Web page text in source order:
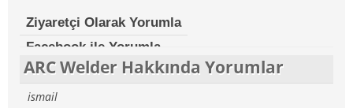
Ziyaretçi Olarak Yorumla
Facebook ile Yorumla
ARC Welder Hakkında Yorumlar
ismail